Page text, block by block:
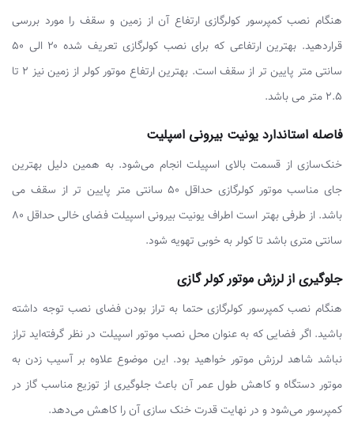
هنگام نصب کمپرسور کولرگازی ارتفاع آن از زمین و سقف را مورد بررسی
قراردهید. بهترین ارتفاعی که برای نصب کولرگازی تعریف شده ۲۰ الی ۵۰
سانتی متر پایین تر از سقف است. بهترین ارتفاع موتور کولر از زمین نیز ۲ تا
۲.۵ متر می باشد.
فاصله استاندارد یونیت بیرونی اسپلیت
خنک‌سازی از قسمت بالای اسپیلت انجام می‌شود. به همین دلیل بهترین
جای مناسب موتور کولرگازی حداقل ۵۰ سانتی متر پایین تر از سقف می
باشد. از طرفی بهتر است اطراف یونیت بیرونی اسپیلت فضای خالی حداقل ۸۰
سانتی متری باشد تا کولر به خوبی تهویه شود.
جلوگیری از لرزش موتور کولر گازی
هنگام نصب کمپرسور کولرگازی حتما به تراز بودن فضای نصب توجه داشته
باشید. اگر فضایی که به عنوان محل نصب موتور اسپیلت در نظر گرفته‌اید تراز
نباشد شاهد لرزش موتور خواهید بود. این موضوع علاوه بر آسیب زدن به
موتور دستگاه و کاهش طول عمر آن باعث جلوگیری از توزیع مناسب گاز در
کمپرسور می‌شود و در نهایت قدرت خنک سازی آن را کاهش می‌دهد.